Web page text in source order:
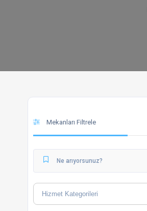
Mekanları Filtrele